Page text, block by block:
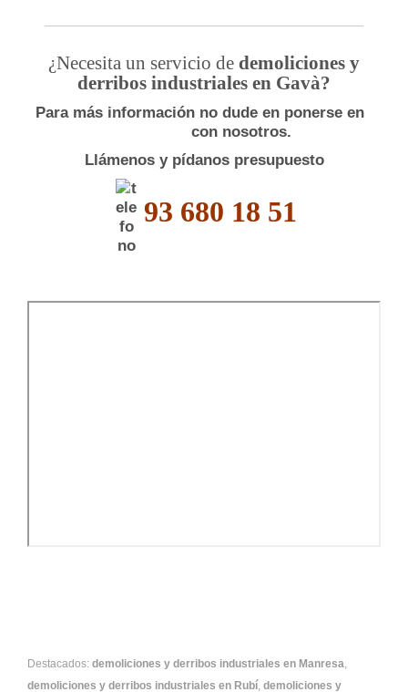
¿Necesita un servicio de demoliciones y
derribos industriales en Gavà?
Para más información no dude en ponerse en
con nosotros.
Llámenos y pídanos presupuesto
93 680 18 51
Destacados: demoliciones y derribos industriales en Manresa,
demoliciones y derribos industriales en Rubí, demoliciones y